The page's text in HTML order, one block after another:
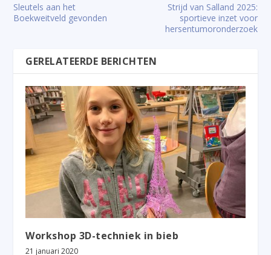
Sleutels aan het
Boekweitveld gevonden
Strijd van Salland 2025:
sportieve inzet voor
hersentumoronderzoek
GERELATEERDE BERICHTEN
Workshop 3D-techniek in bieb
21 januari 2020